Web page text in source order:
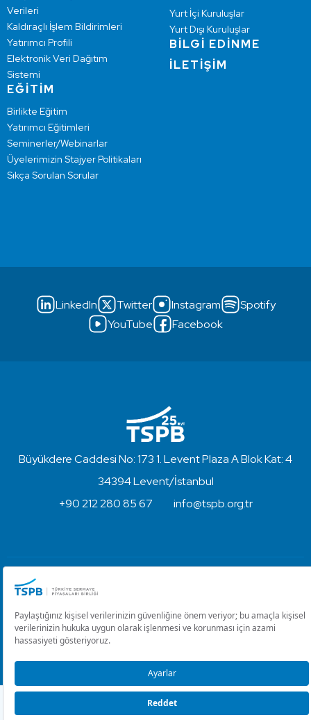
Verileri
Kaldıraçlı İşlem Bildirimleri
Yatırımcı Profili
Elektronik Veri Dağıtım
Sistemi
EĞİTİM
Birlikte Eğitim
Yatırımcı Eğitimleri
Seminerler/Webinarlar
Üyelerimizin Stajyer Politikaları
Sıkça Sorulan Sorular
Yurt İçi Kuruluşlar
Yurt Dışı Kuruluşlar
BİLGİ EDİNME
İLETİŞİM
LinkedIn Twitter Instagram
Spotify
YouTube
Facebook
Büyükdere Caddesi No: 173 1. Levent Plaza A Blok Kat: 4
34394 Levent/İstanbul
+90 212 280 85 67
info@tspb.org.tr
Kullanım Koşulları ve Gizlilik
Çerez Ayarlarını Düzenle